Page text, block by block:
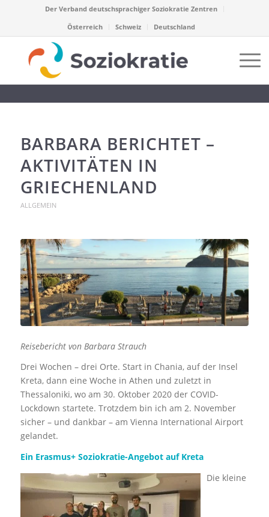
Der Verband deutschsprachiger Soziokratie Zentren
Österreich
Schweiz Deutschland
BARBARA BERICHTET –
AKTIVITÄTEN IN
GRIECHENLAND
ALLGEMEIN
Reisebericht von Barbara Strauch
Drei Wochen – drei Orte. Start in Chania, auf der Insel
Kreta, dann eine Woche in Athen und zuletzt in
Thessaloniki, wo am 30. Oktober 2020 der COVID-
Lockdown startete. Trotzdem bin ich am 2. November
sicher – und dankbar – am Vienna International Airport
gelandet.
Ein Erasmus+ Soziokratie-Angebot auf Kreta
Die kleine